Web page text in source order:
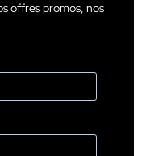
offres promos, nos